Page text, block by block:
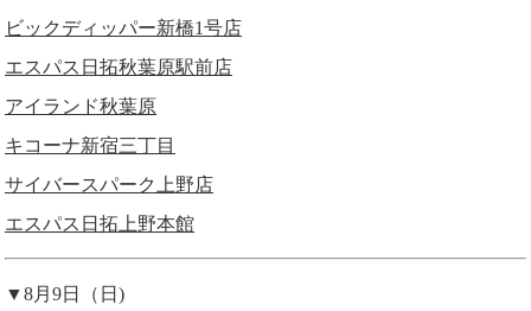
ビックディッパー新橋1号店
エスパス日拓秋葉原駅前店
アイランド秋葉原
キコーナ新宿三丁目
サイバースパーク上野店
エスパス日拓上野本館
▼8月9日（日)